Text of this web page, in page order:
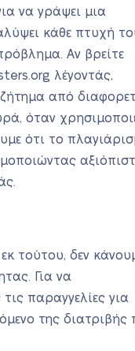
να γράψει μια
κάθε πτυχή
Αν βρείτε
λέγοντάς,
από
όταν
ότι το
τούτου, δεν
Για να
παραγγελίες για
της διατριβής